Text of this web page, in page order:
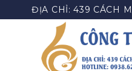
qua
ĐỊA CHỈ: 439 CÁCH